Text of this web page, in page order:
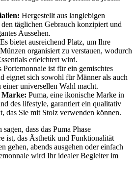
Hergestellt aus langlebigen
täglichen Gebrauch konzipiert und
Aussehen.
Es bietet ausreichend Platz, um Ihre
organisiert zu verstauen, wodurch
erleichtert wird.
Portemonnaie ist für ein gemischtes
eignet sich sowohl für Männer als auch
einer universellen Wahl macht.
Marke: Puma, eine ikonische Marke in
des lifestyle, garantiert ein qualitativ
das Sie mit Stolz verwenden können.
dass das Puma Phase
ist, das Ästhetik und Funktionalität
gehen, abends ausgehen oder einfach
wird Ihr idealer Begleiter im